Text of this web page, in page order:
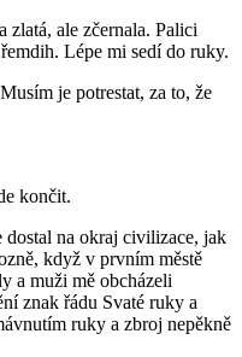
zlatá, ale zčernala. Palici
Lépe mi sedí do ruky.
je potrestat, za to, že
končit.
dostal na okraj civilizace, jak
když v prvním městě
a muži mě obcházeli
znak řádu Svaté ruky a
ruky a zbroj nepěkně